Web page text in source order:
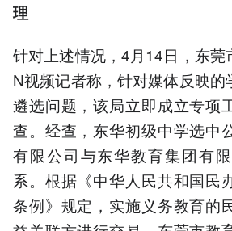
理
针对上述情况，4月14日，东莞
N视频记者称，针对媒体反映的
遴选问题，该局立即成立专项
查。经查，东华初级中学选中
有限公司与东华教育集团有
系。根据《中华人民共和国民
条例》规定，实施义务教育的